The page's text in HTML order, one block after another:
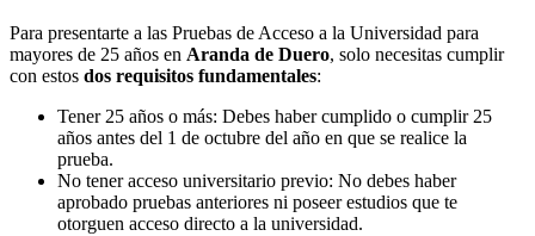
Para presentarte a las Pruebas de Acceso a la Universidad para
mayores de 25 años en Aranda de Duero, solo necesitas cumplir
con estos dos requisitos fundamentales:
Tener 25 años o más: Debes haber cumplido o cumplir 25
años antes del 1 de octubre del año en que se realice la
prueba.
No tener acceso universitario previo: No debes haber
aprobado pruebas anteriores ni poseer estudios que te
otorguen acceso directo a la universidad.